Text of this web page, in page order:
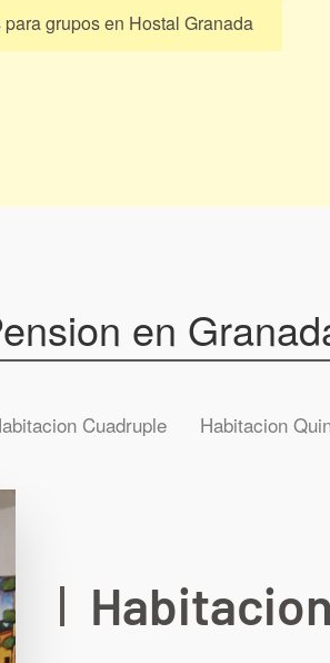
grupos en Hostal Granada
en
Cuadruple Habitacion